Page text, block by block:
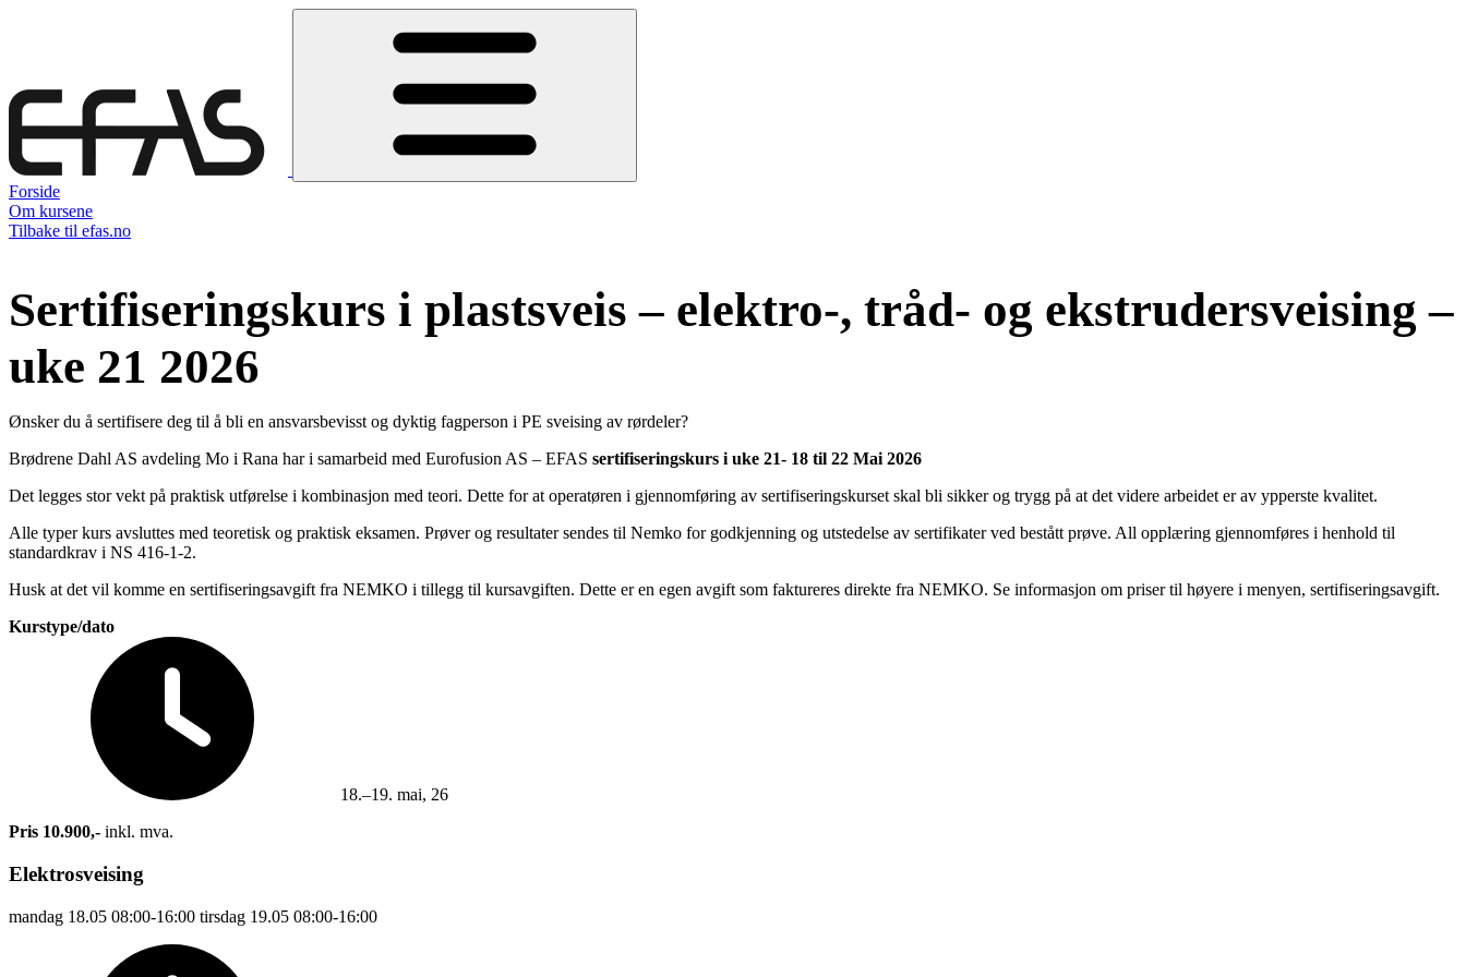
Forside
Om kursene
Tilbake til efas.no
Sertifiseringskurs i plastsveis – elektro-, tråd- og ekstrudersveising –
uke 21 2026
Ønsker du å sertifisere deg til å bli en ansvarsbevisst og dyktig fagperson i PE sveising av rørdeler?
Brødrene Dahl AS avdeling Mo i Rana har i samarbeid med Eurofusion AS – EFAS sertifiseringskurs i uke 21- 18 til 22 Mai 2026
Det legges stor vekt på praktisk utførelse i kombinasjon med teori. Dette for at operatøren i gjennomføring av sertifiseringskurset skal bli sikker og trygg på at det videre arbeidet er av ypperste kvalitet.
Alle typer kurs avsluttes med teoretisk og praktisk eksamen. Prøver og resultater sendes til Nemko for godkjenning og utstedelse av sertifikater ved bestått prøve. All opplæring gjennomføres i henhold til
standardkrav i NS 416-1-2.
Husk at det vil komme en sertifiseringsavgift fra NEMKO i tillegg til kursavgiften. Dette er en egen avgift som faktureres direkte fra NEMKO. Se informasjon om priser til høyere i menyen, sertifiseringsavgift.
Kurstype/dato
18.–19. mai, 26
Pris 10.900,- inkl. mva.
Elektrosveising
mandag 18.05 08:00-16:00 tirsdag 19.05 08:00-16:00